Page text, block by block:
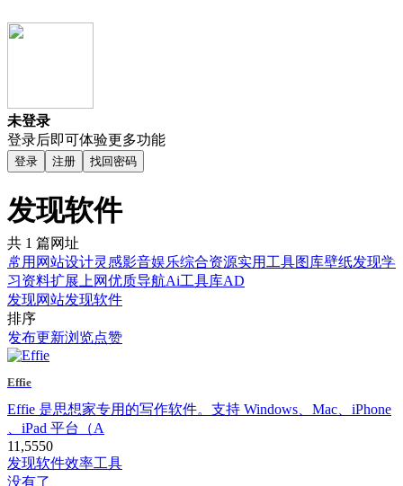
未登录
登录后即可体验更多功能
登录 注册 找回密码
发现软件
共 1 篇网址
常用网站设计灵感影音娱乐综合资源实用工具图库壁纸发现学
习资料扩展上网优质导航Ai工具库AD
发现网站发现软件
排序
发布更新浏览点赞
Effie
Effie 是思想家专用的写作软件。支持 Windows、Mac、iPhone
、iPad 平台（A
11,5550
发现软件效率工具
没有了